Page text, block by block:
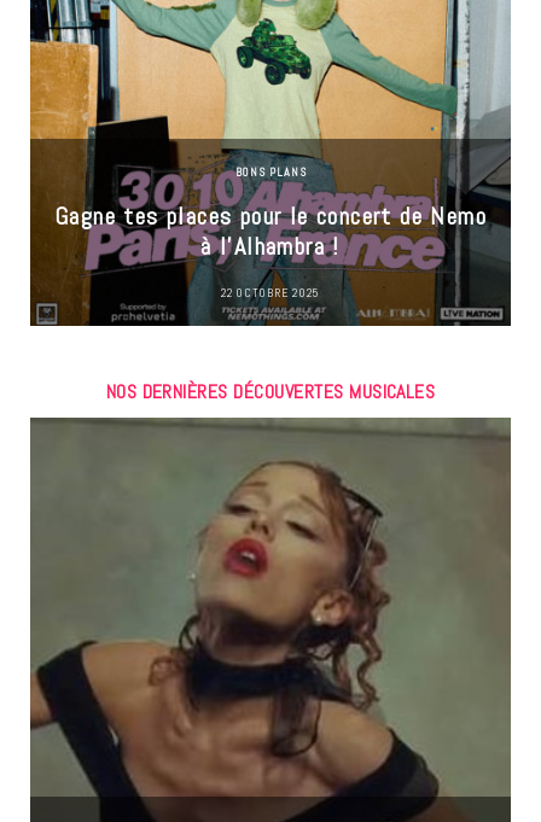
BONS PLANS
Gagne tes places pour le concert de Nemo
à l’Alhambra !
22 OCTOBRE 2025
NOS DERNIÈRES DÉCOUVERTES MUSICALES